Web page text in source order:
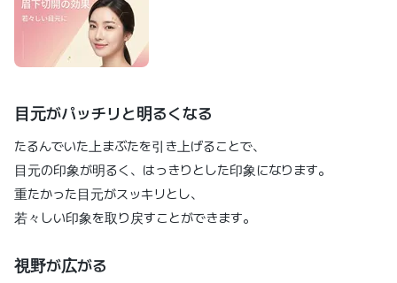
目元がパッチリと明るくなる
たるんでいた上まぶたを引き上げることで、
目元の印象が明るく、はっきりとした印象になります。
重たかった目元がスッキリとし、
若々しい印象を取り戻すことができます。
視野が広がる